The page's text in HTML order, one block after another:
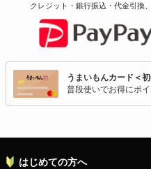
クレジット・銀行振込・代金引換
うまいもんカード＜
普段使いでお得にポイ
はじめての方へ